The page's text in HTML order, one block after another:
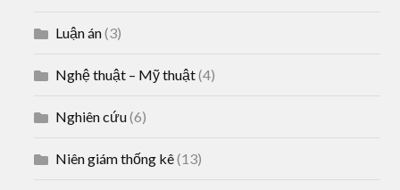
Luận án(3)
Nghệ thuật – Mỹ thuật(4)
Nghiên cứu(6)
Niên giám thống kê(13)